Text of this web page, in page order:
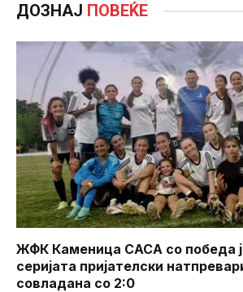
ДОЗНАЈ ПОВЕЌЕ
ЖФК Каменица САСА со победа
серијата пријателски
совладана со 2:0